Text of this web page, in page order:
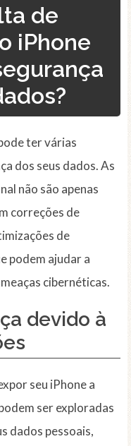
de
iPhone
ter várias
dos seus dados. As
não são apenas
correções de
de
podem ajudar a
cibernéticas.
devido à
seu iPhone a
ser exploradas
dados pessoais,